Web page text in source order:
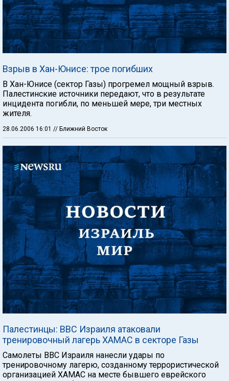
Взрыв в Хан-Юнисе: трое погибших
В Хан-Юнисе (сектор Газы) прогремел мощный взрыв.
Палестинские источники передают, что в результате
инцидента погибли, по меньшей мере, три местных
жителя.
28.06.2006 16:01 // Ближний Восток
Палестинцы: ВВС Израиля атаковали
тренировочный лагерь ХАМАС в секторе Газы
Самолеты ВВС Израиля нанесли удары по
тренировочному лагерю, созданному террористической
организацией ХАМАС на месте бывшего еврейского